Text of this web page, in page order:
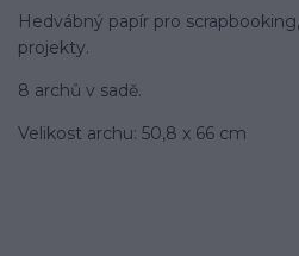
Hedvábný papír pro
projekty.
8 archů v sadě.
Velikost archu: 50,8 x 66 cm